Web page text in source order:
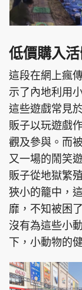
低價購入
這段在網上瘋
示了內地利用
這些遊戲常見
販子以玩遊戲
觀及參與。而
又一場的鬧笑
販子從地獄繁
狹小的籠中，
靡，不知被困
沒有為這些小
下，小動物的